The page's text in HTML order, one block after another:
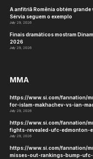
A anfitriã Romênia obtém
Sérvia seguem o exemplo
July 29, 2026
Finais dramáticos mostram
2026
July 29, 2026
MMA
https://www.si.com/fannation/
for-islam-makhachev-vs-ian-
July 29, 2026
https://www.si.com/fannation/
fights-revealed-ufc-edmonton-
July 29, 2026
https://www.si.com/fannation/
misses-out-rankings-bump-